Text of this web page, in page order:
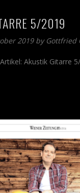
5/2019
2019 by Gottfried
Akustik Gitarre